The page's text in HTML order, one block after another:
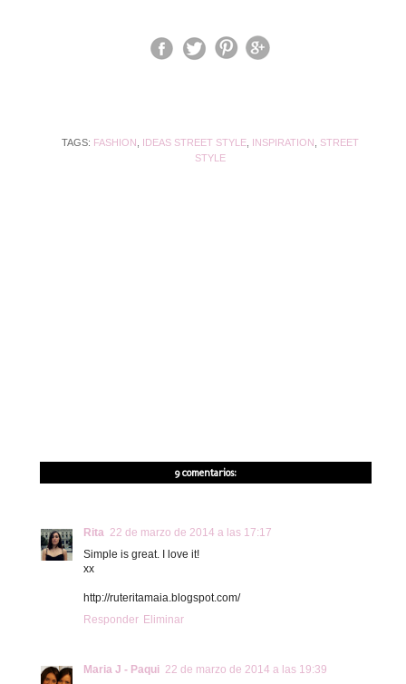
TAGS: FASHION IDEAS STREET STYLE, INSPIRATION
STREET
STYLE
9 comentarios:
Rita 22 de marzo de 2014 a las 17:17
Simple is great. I love it!
xx
http://ruteritamaia.blogspot.com/
Responder Eliminar
Maria J - Paqui 22 de marzo de 2014 a las 19:39